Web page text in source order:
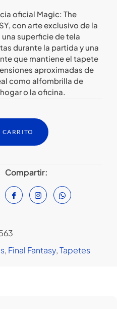
oficial Magic: The
con arte exclusivo de la
superficie de tela
durante la partida y una
que mantiene el tapete
aproximadas de
como alfombrilla de
o la oficina.
Compartir:
, Final Fantasy,Tapetes